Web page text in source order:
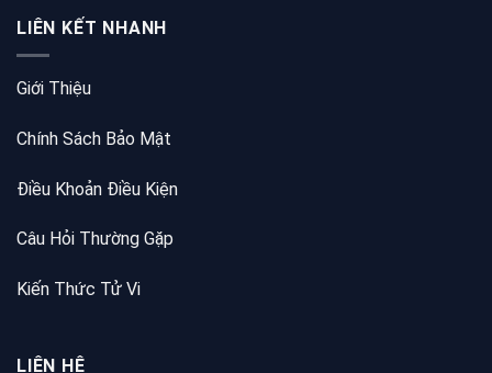
LIÊN KẾT NHANH
Giới Thiệu
Chính Sách Bảo Mật
Điều Khoản Điều Kiện
Câu Hỏi Thường Gặp
Kiến Thức Tử Vi
LIÊN HỆ